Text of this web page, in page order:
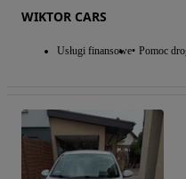
WIKTOR CARS
Usługi finansowe Pomoc